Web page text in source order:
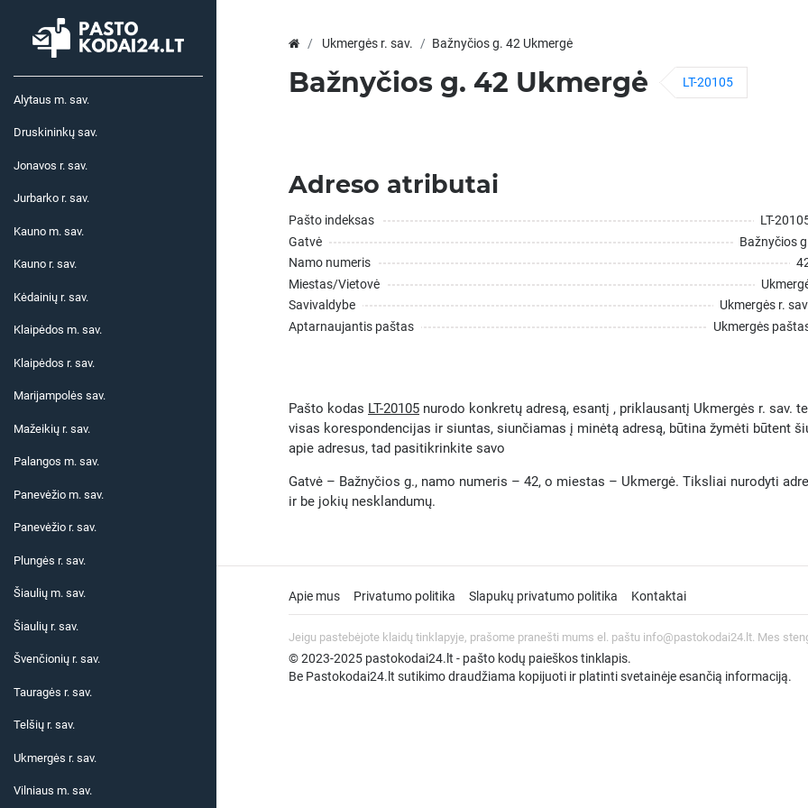
Alytaus m. sav.
Druskininkų sav.
Jonavos r. sav.
Jurbarko r. sav.
Kauno m. sav.
Kauno r. sav.
Kėdainių r. sav.
Klaipėdos m. sav.
Klaipėdos r. sav.
Marijampolės sav.
Mažeikių r. sav.
Palangos m. sav.
Panevėžio m. sav.
Panevėžio r. sav.
Plungės r. sav.
Šiaulių m. sav.
Šiaulių r. sav.
Švenčionių r. sav.
Tauragės r. sav.
Telšių r. sav.
Ukmergės r. sav.
Vilniaus m. sav.
Ukmergės r. sav. Bažnyčios g. 42 Ukmergė
Bažnyčios g. 42 Ukmergė LT-20105
Adreso atributai
Pašto indeksas
LT-
Gatvė
Bažnyčios
Namo numeris
Miestas/Vietovė
Savivaldybe
Ukmergės r.
Aptarnaujantis paštas
Ukmergės
Pašto kodas LT-20105 nurodo konkretų adresą, esantį , priklausantį Ukmergės r. sav.
visas korespondencijas ir siuntas, siunčiamas į minėtą adresą, būtina žymėti būtent
apie adresus, tad pasitikrinkite savo
Gatvė – Bažnyčios g., namo numeris – 42, o miestas – Ukmergė. Tiksliai nurodyti
ir be jokių nesklandumų.
Apie mus Privatumo politika Slapukų privatumo politika Kontaktai
Jeigu pastebėjote klaidų tinklapyje, prašome pranešti mums el. paštu info@pastokodai24.lt. Mes
© 2023-2025 pastokodai24.lt - pašto kodų paieškos tinklapis.
Be Pastokodai24.lt sutikimo draudžiama kopijuoti ir platinti svetainėje esančią informaciją.